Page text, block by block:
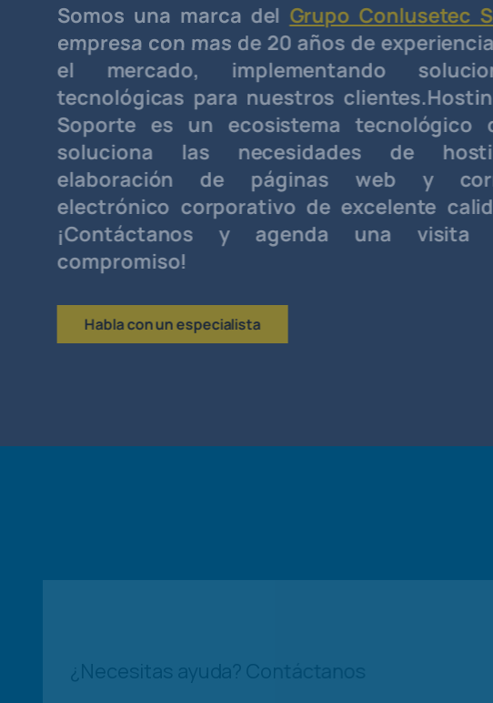
una marca delGrupo Conlusetec SAS,
con mas de 20 años de experiencia en
implementando soluciones
para nuestros clientes.Hosting y
es un ecosistema tecnológico que
las necesidades de hosting,
de páginas web y correo
corporativo de excelente calidad.
y agenda una visita sin
con un ​especialista
Contáctanos